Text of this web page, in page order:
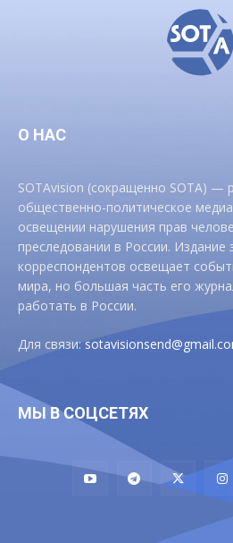
О НАС
SOTAvision (сокращенно SOTA) —
общественно-политическое
освещении нарушения прав
преследовании в России. Издание
корреспондентов освещает
мира, но большая часть его
работать в России.
Для связи:
МЫ В СОЦСЕТЯХ